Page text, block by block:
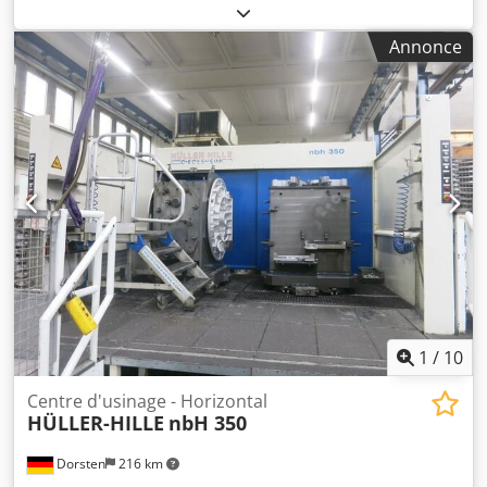
Vitesse de la broche : 10 000 tr/min Commande CNC :
entraînements Fanuc / commande Mori Seiki MSC 4 axes
Longueur de la table : 630 mm Capacité de charge de la
table : 1000 kg Largeur de la table : 630 mm Course de
l’axe Y : 760 mm Course de l’axe Z : 840 mm Course de l’axe
X : 840 mm Changement d’outils avec capacité pour 60
outils 2 plateaux Dkedozp Rftspfx Ahzsr Livré avec un
châssis métallique.
Annonce
1 / 10
Dorsten 216 km
Centre d'usinage - Horizontal
HÜLLER-HILLE nbH 350